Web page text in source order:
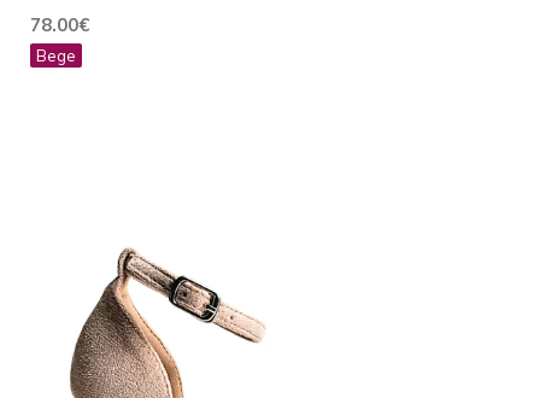
78.00€
Bege